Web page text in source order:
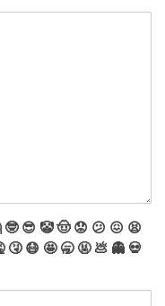
🤓 😎 🤡🤠 😟 😕 😖 😫
🤧 😷 🤩 🥱 🤬 💩 👻 💀